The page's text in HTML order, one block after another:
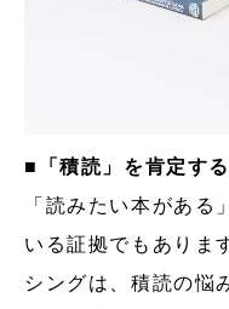
■「積読」を肯定す
「読みたい本がある
いる証拠でもありま
シングは、積読の悩